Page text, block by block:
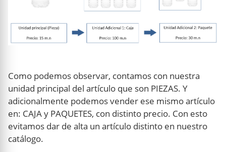
Como podemos observar, contamos con nuestra
unidad principal del artículo que son PIEZAS. Y
adicionalmente podemos vender ese mismo artículo
en: CAJA y PAQUETES, con distinto precio. Con esto
evitamos dar de alta un artículo distinto en nuestro
catálogo.